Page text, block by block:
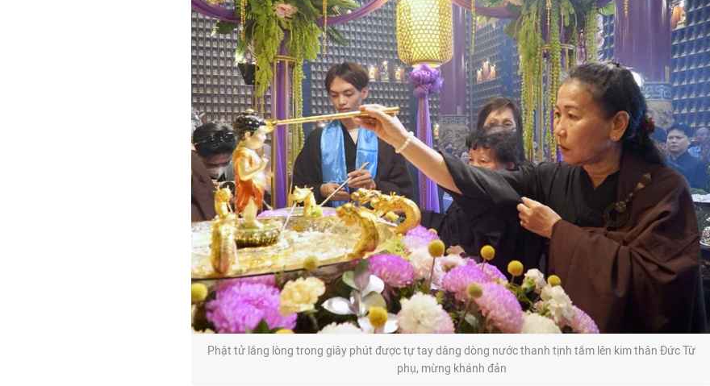
Phật tử lắng lòng trong giây phút được tự tay dâng dòng nước thanh tịnh tắm lên kim thân Đức Từ
phụ, mừng khánh đản